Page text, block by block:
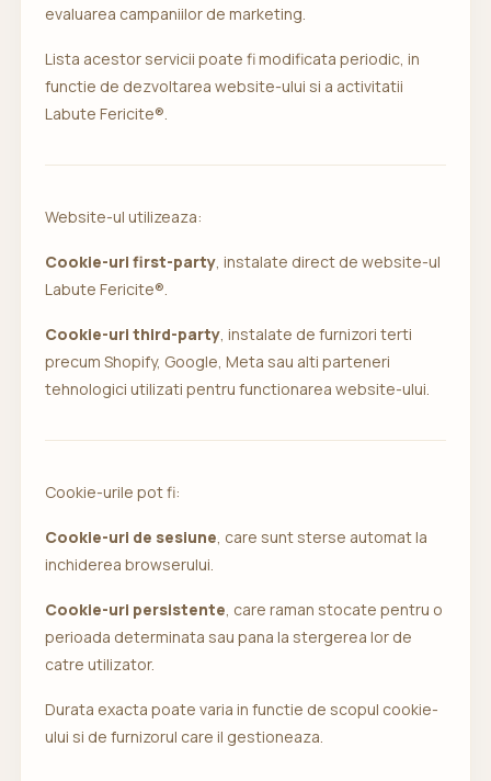
evaluarea campaniilor de marketing.
Lista acestor servicii poate fi modificata periodic, in
functie de dezvoltarea website-ului si a activitatii
Labute Fericite®.
Website-ul utilizeaza:
Cookie-uri first-party, instalate direct de website-ul
Labute Fericite®.
Cookie-uri third-party, instalate de furnizori terti
precum Shopify, Google, Meta sau alti parteneri
tehnologici utilizati pentru functionarea website-ului.
Cookie-urile pot fi:
Cookie-uri de sesiune, care sunt sterse automat la
inchiderea browserului.
Cookie-uri persistente, care raman stocate pentru o
perioada determinata sau pana la stergerea lor de
catre utilizator.
Durata exacta poate varia in functie de scopul cookie-
ului si de furnizorul care il gestioneaza.